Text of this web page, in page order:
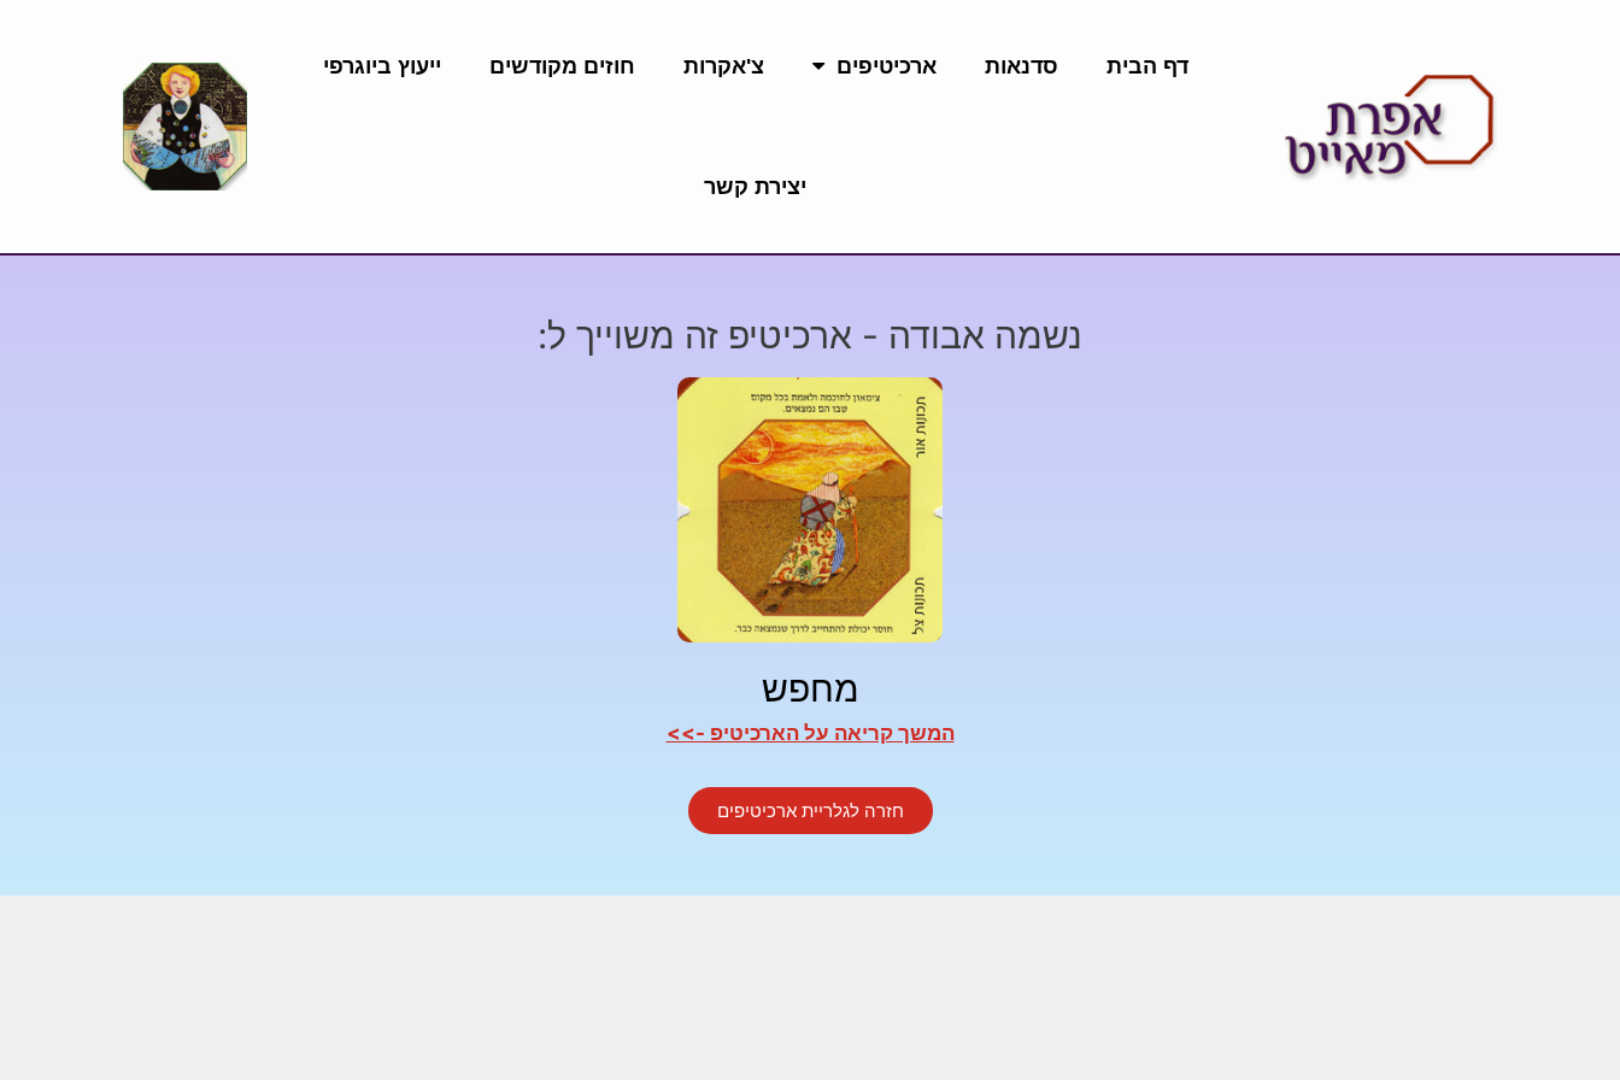
דף הבית סדנאות ארכיטיפים צ'אקרות חוזים מקודשים ייעוץ ביוגרפי
יצירת קשר
נשמה אבודה - ארכיטיפ זה משוייך ל:
מחפש
המשך קריאה על הארכיטיפ ->>
חזרה לגלריית ארכיטיפים